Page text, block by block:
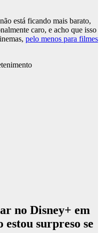
está ficando mais barato,
caro, e acho que isso
pelo menos para filmes
no Disney+ em
estou surpreso se